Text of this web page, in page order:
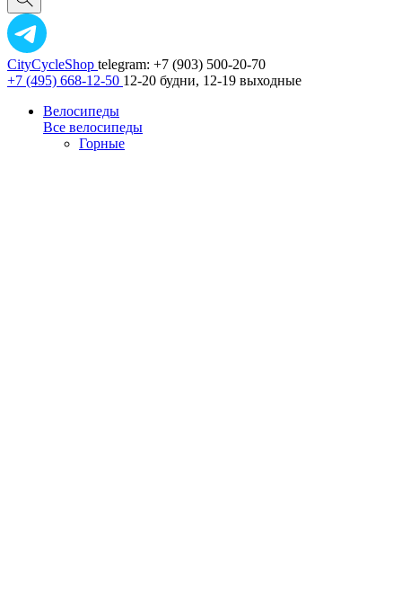
CityCycleShop telegram: +7 (903) 500-20-70
+7 (495) 668-12-50 12-20 будни, 12-19 выходные
Велосипеды
Все велосипеды
Горные